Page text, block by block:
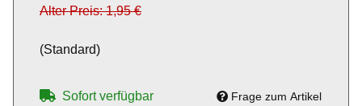
Alter Preis: 1,95 €
(Standard)
Sofort verfügbar Frage zum Artikel